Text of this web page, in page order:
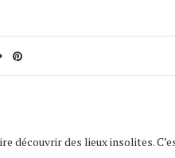
découvrir des lieux insolites.